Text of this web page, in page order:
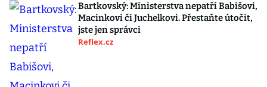
Bartkovský: Ministerstva nepatří Babišovi,
Macinkovi či Juchelkovi. Přestaňte útočit,
jste jen správci
Reflex.cz